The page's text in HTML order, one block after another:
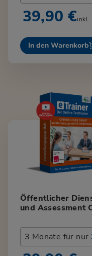
39,90 €inkl.
In den Warenkorb
Öffentlicher
und Assessment
3 Monate für nur